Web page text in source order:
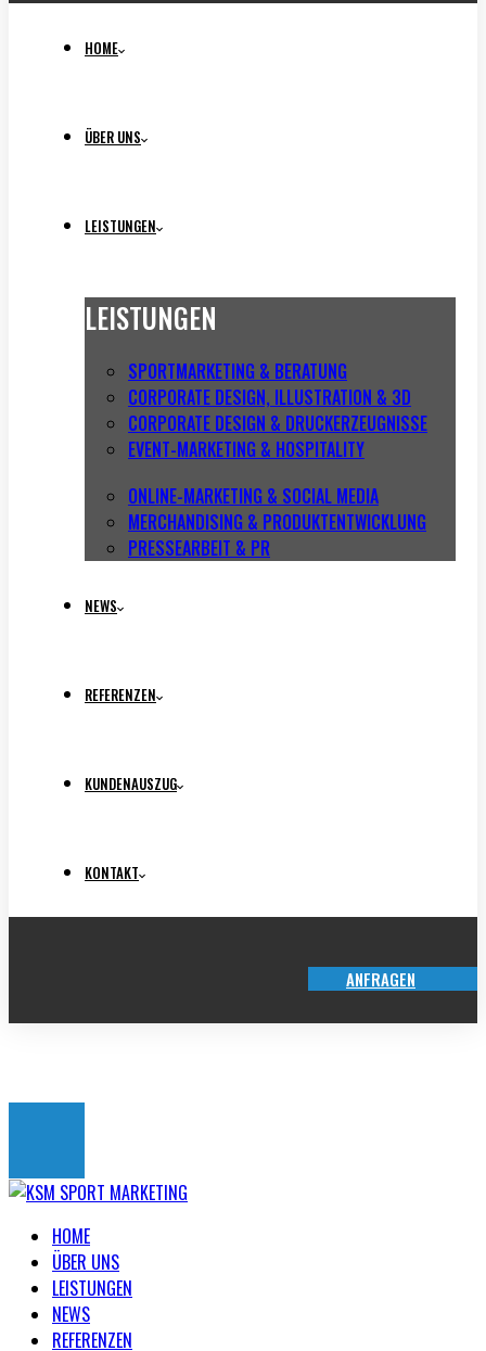
HOME
ÜBER UNS
LEISTUNGEN
LEISTUNGEN
SPORTMARKETING & BERATUNG
CORPORATE DESIGN, ILLUSTRATION & 3D
CORPORATE DESIGN & DRUCKERZEUGNISSE
EVENT-MARKETING & HOSPITALITY
ONLINE-MARKETING & SOCIAL MEDIA
MERCHANDISING & PRODUKTENTWICKLUNG
PRESSEARBEIT & PR
NEWS
REFERENZEN
KUNDENAUSZUG
KONTAKT
ANFRAGEN
HOME
ÜBER UNS
LEISTUNGEN
NEWS
REFERENZEN